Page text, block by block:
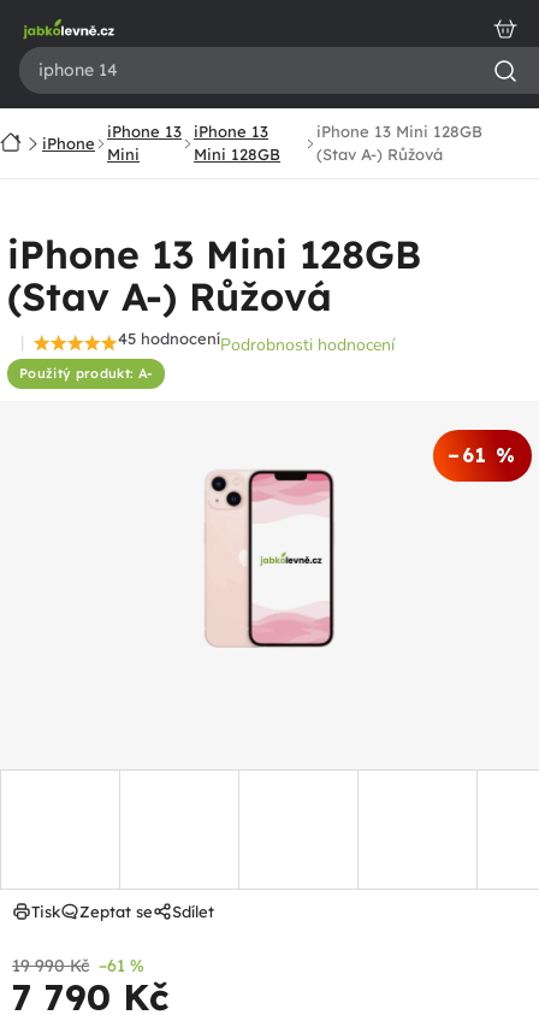
obsah
DomůiPhone
iPhone 13
Mini
iPhone 13
Mini 128GB
iPhone 13 Mini 128GB
(Stav A-) Růžová
iPhone 13 Mini 128GB
(Stav A-) Růžová
Použitý produkt: A-
Průměrné
hodnocení
45 hodnoceníPodrobnosti hodnocení
–61 %
19 990 Kč –61 %
7 790 Kč
Tisk Zeptat se Sdílet